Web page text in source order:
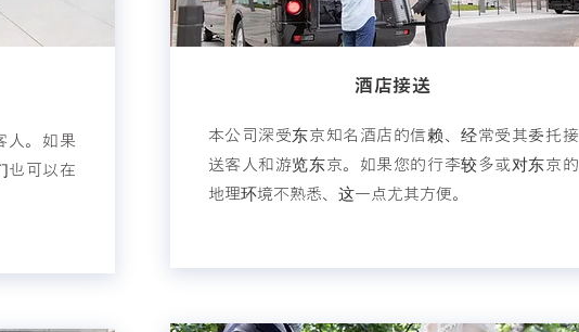
人。如果
也可以在
酒店接送
本公司深受东京知名酒店的信赖、经常受其委托接
送客人和游览东京。如果您的行李较多或对东京的
地理环境不熟悉、这一点尤其方便。